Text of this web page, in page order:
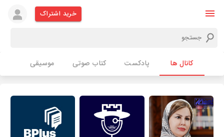
خرید اشتراک
کانال ها پادکست کتاب صوتی موسیقی